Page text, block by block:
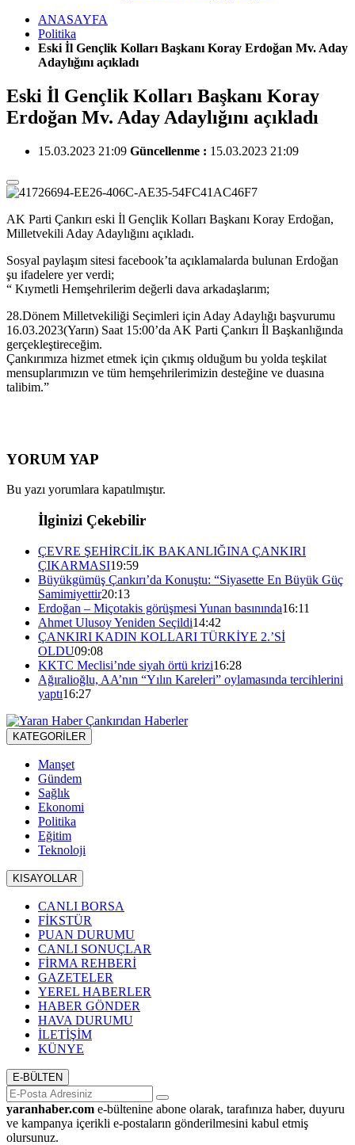
ANASAYFA
Politika
Eski İl Gençlik Kolları Başkanı Koray Erdoğan Mv. Aday
Adaylığını açıkladı
Eski İl Gençlik Kolları Başkanı Koray
Erdoğan Mv. Aday Adaylığını açıkladı
15.03.2023 21:09 Güncellenme : 15.03.2023 21:09
AK Parti Çankırı eski İl Gençlik Kolları Başkanı Koray Erdoğan,
Milletvekili Aday Adaylığını açıkladı.
Sosyal paylaşım sitesi facebook’ta açıklamalarda bulunan Erdoğan
şu ifadelere yer verdi;
“ Kıymetli Hemşehrilerim değerli dava arkadaşlarım;
28.Dönem Milletvekiliği Seçimleri için Aday Adaylığı başvurumu
16.03.2023(Yarın) Saat 15:00’da AK Parti Çankırı İl Başkanlığında
gerçekleştireceğim.
Çankırımıza hizmet etmek için çıkmış olduğum bu yolda teşkilat
mensuplarımızın ve tüm hemşehrilerimizin desteğine ve duasına
talibim.”
YORUM YAP
Bu yazı yorumlara kapatılmıştır.
İlginizi Çekebilir
ÇEVRE ŞEHİRCİLİK BAKANLIĞINA ÇANKIRI
ÇIKARMASI19:59
Büyükgümüş Çankırı’da Konuştu: “Siyasette En Büyük Güç
Samimiyettir20:13
Erdoğan – Miçotakis görüşmesi Yunan basınında16:11
Ahmet Ulusoy Yeniden Seçildi14:42
ÇANKIRI KADIN KOLLARI TÜRKİYE 2.’Sİ
OLDU09:08
KKTC Meclisi’nde siyah örtü krizi16:28
Ağıralioğlu, AA’nın “Yılın Kareleri” oylamasında tercihlerini
yaptı16:27
KATEGORİLER
Manşet
Gündem
Sağlık
Ekonomi
Politika
Eğitim
Teknoloji
KISAYOLLAR
CANLI BORSA
FİKSTÜR
PUAN DURUMU
CANLI SONUÇLAR
FİRMA REHBERİ
GAZETELER
YEREL HABERLER
HABER GÖNDER
HAVA DURUMU
İLETİŞİM
KÜNYE
E-BÜLTEN
yaranhaber.com e-bültenine abone olarak, tarafınıza haber, duyuru
ve kampanya içerikli e-postaların gönderilmesini kabul etmiş
olursunuz.